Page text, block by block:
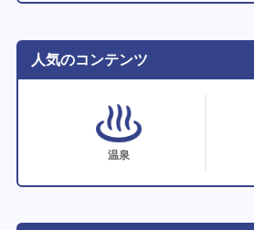
人気のコンテンツ
温泉